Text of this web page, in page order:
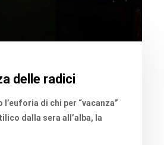
delle radici
l’euforia di chi per “vacanza”
dalla sera all’alba, la